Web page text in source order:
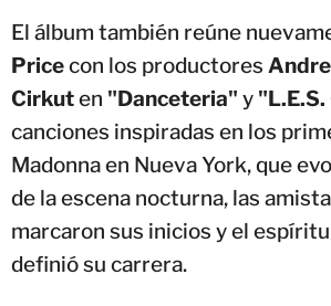
El álbum también reúne
Pricecon los productores
Cirkuten "Danceteria" y
canciones inspiradas en los
Madonna en Nueva York, que
de la escena nocturna, las
marcaron sus inicios y el
definió su carrera.